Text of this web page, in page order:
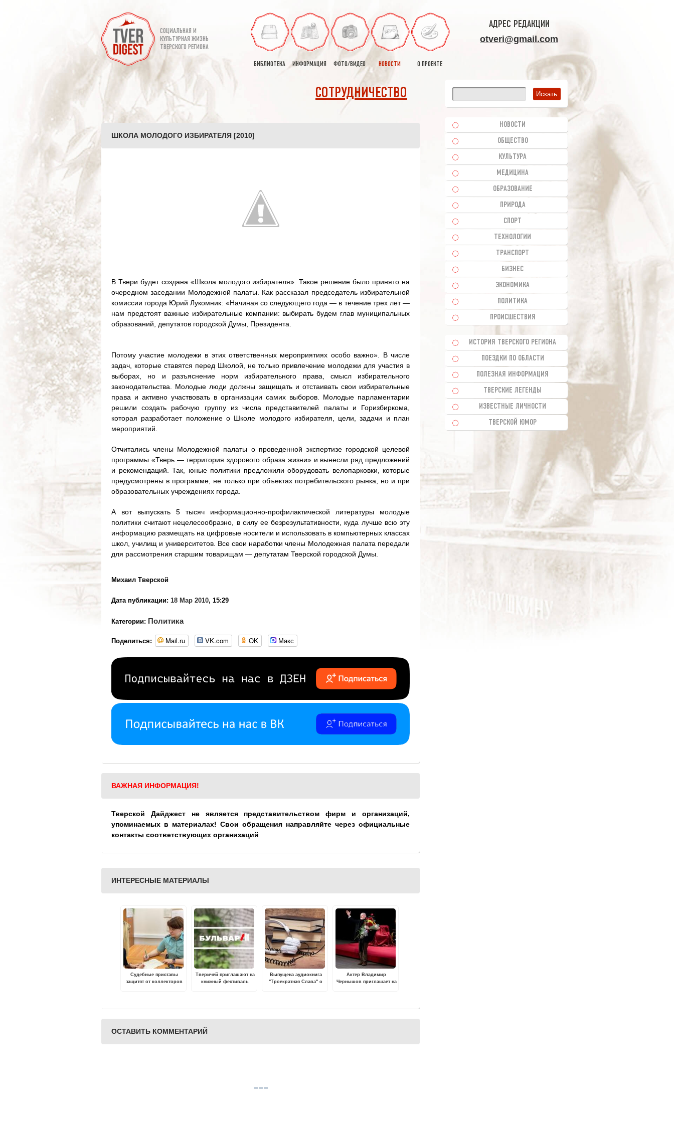
СОЦИАЛЬНАЯ И
КУЛЬТУРНАЯ ЖИЗНЬ
ТВЕРСКОГО РЕГИОНА
БИБЛИОТЕКА ИНФОРМАЦИЯ ФОТО/ВИДЕО НОВОСТИ О ПРОЕКТЕ
АДРЕС РЕДАКЦИИ
otveri@gmail.com
СОТРУДНИЧЕСТВО
ШКОЛА МОЛОДОГО ИЗБИРАТЕЛЯ [2010]
В Твери будет создана «Школа молодого избирателя». Такое решение было принято на
очередном заседании Молодежной палаты. Как рассказал председатель избирательной
комиссии города Юрий Лукомник: «Начиная со следующего года — в течение трех лет —
нам предстоят важные избирательные компании: выбирать будем глав муниципальных
образований, депутатов городской Думы, Президента.
Потому участие молодежи в этих ответственных мероприятиях особо важно». В числе
задач, которые ставятся перед Школой, не только привлечение молодежи для участия в
выборах, но и разъяснение норм избирательного права, смысл избирательного
законодательства. Молодые люди должны защищать и отстаивать свои избирательные
права и активно участвовать в организации самих выборов. Молодые парламентарии
решили создать рабочую группу из числа представителей палаты и Горизбиркома,
которая разработает положение о Школе молодого избирателя, цели, задачи и план
мероприятий.
Отчитались члены Молодежной палаты о проведенной экспертизе городской целевой
программы «Тверь — территория здорового образа жизни» и вынесли ряд предложений
и рекомендаций. Так, юные политики предложили оборудовать велопарковки, которые
предусмотрены в программе, не только при объектах потребительского рынка, но и при
образовательных учреждениях города.
А вот выпускать 5 тысяч информационно-профилактической литературы молодые
политики считают нецелесообразно, в силу ее безрезультативности, куда лучше всю эту
информацию размещать на цифровые носители и использовать в компьютерных классах
школ, училищ и университетов. Все свои наработки члены Молодежная палата передали
для рассмотрения старшим товарищам — депутатам Тверской городской Думы.
Михаил Тверской
Дата публикации: 18 Мар 2010, 15:29
Категории: Политика
Поделиться: Mail.ru VK.com OK Макс
ВАЖНАЯ ИНФОРМАЦИЯ!
Тверской Дайджест не является представительством фирм и организаций,
упоминаемых в материалах! Свои обращения направляйте через официальные
контакты соответствующих организаций
ИНТЕРЕСНЫЕ МАТЕРИАЛЫ
Судебные приставы
защитят от коллекторов
Тверичей приглашают на
книжный фестиваль
Выпущена аудиокнига
"Троекратная Слава" о
Актер Владимир
Чернышов приглашает на
ОСТАВИТЬ КОММЕНТАРИЙ
НОВОСТИ
ОБЩЕСТВО
КУЛЬТУРА
МЕДИЦИНА
ОБРАЗОВАНИЕ
ПРИРОДА
СПОРТ
ТЕХНОЛОГИИ
ТРАНСПОРТ
БИЗНЕС
ЭКОНОМИКА
ПОЛИТИКА
ПРОИСШЕСТВИЯ
ИСТОРИЯ ТВЕРСКОГО РЕГИОНА
ПОЕЗДКИ ПО ОБЛАСТИ
ПОЛЕЗНАЯ ИНФОРМАЦИЯ
ТВЕРСКИЕ ЛЕГЕНДЫ
ИЗВЕСТНЫЕ ЛИЧНОСТИ
ТВЕРСКОЙ ЮМОР